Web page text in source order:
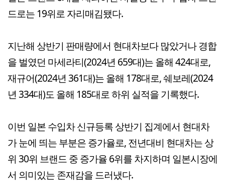
드로는 19위로 자리매김됐다.
지난해 상반기 판매량에서 현대차보다 많았거나 경합
을 벌였던 마세라티(2024년 659대)는 올해 424대로,
재규어(2024년 361대)는 올해 178대로, 쉐보레(2024
년 334대)도 올해 185대로 하위 실적을 기록했다.
이번 일본 수입차 신규등록 상반기 집계에서 현대차
가 눈에 띄는 부분은 증가율로, 전년대비 현대차는 상
위 30위 브랜드 중 증가율 6위를 차지하며 일본시장에
서 의미있는 존재감을 드러냈다.